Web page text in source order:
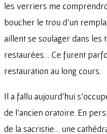
les verriers me
boucher le trou d’un
aillent se soulager dans les
restaurées… Ce furent
restauration au long cours.
Il a fallu aujourd’hui
de l’ancien oratoire. En
de la sacristie… une